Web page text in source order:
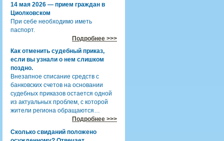
14 мая 2026 — прием граждан в
Циолковском
При себе необходимо иметь
паспорт.
Подробнее >>>
Как отменить судебный приказ,
если вы узнали о нем слишком
поздно.
Внезапное списание средств с
банковских счетов на основании
судебных приказов остается одной
из актуальных проблем, с которой
жители региона обращаются…
Подробнее >>>
Сколько свиданий положено